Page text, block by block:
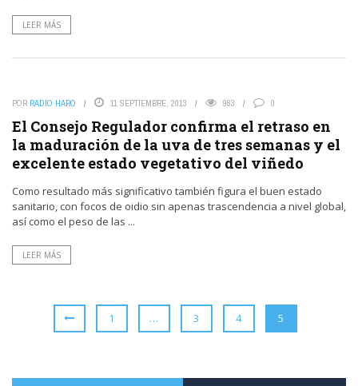
LEER MÁS
POR RADIO HARO 11 SEPTIEMBRE, 2013 983 0
El Consejo Regulador confirma el retraso en
la maduración de la uva de tres semanas y el
excelente estado vegetativo del viñedo
Como resultado más significativo también figura el buen estado
sanitario, con focos de oidio sin apenas trascendencia a nivel global,
así como el peso de las ...
LEER MÁS
1 … 3 4 5